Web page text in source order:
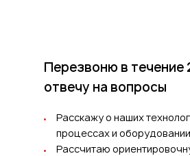
Перезвоню в течение
отвечу на вопросы
Расскажу о наших
процессах и оборудовании
Рассчитаю